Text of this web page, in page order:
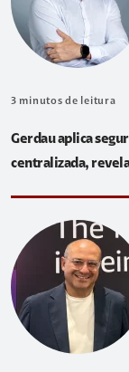
3 minutos de leitura
Gerdau aplica
centralizada,